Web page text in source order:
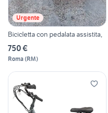
Urgente
Bicicletta con pedalata assistita,
750 €
Roma (RM)